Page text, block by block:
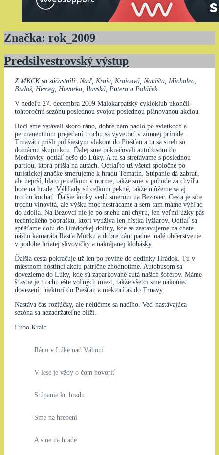
Značka: rok_2009
Predsilvestrovský výstup
Z MKCK sa zúčastnili: Naď, Kraic, Kraicová, Naništa, Michalec,
Budoš, Herceg, Hovorka, Ilavská, Putera a Poláček.
V nedeľu 27. decembra 2009 Malokarpatský cykloklub ukončil
tohtoročnú sezónu poslednou svojou poslednou plánovanou akciou.
Hoci sme vstávali skoro ráno, dobre nám padlo po sviatkoch a
permanentnom prejedaní trochu sa vyvetrať v zimnej prírode.
Trnaváci prišli pol šiestym vlakom do Piešťan a tu sa streli so
domácou skupinkou. Ďalej sme pokračovali autobusom do
Modrovky, odtiaľ pešo do Lúky. A tu sa stretávame s poslednou
partiou, ktorá prišla na autách. Odtiaľto už všetci spoločne po
turistickej značke smerujeme k hradu Tematín. Stúpanie dá zabrať,
ale neprší, blato je celkom v norme, takže sme v pohode za chvíľu
hore na hrade. Výhľady sú celkom pekné, takže môžeme sa aj
trochu kochať. Ďalšie kroky vedú smerom na Bezovec. Cesta je síce
trochu vlnovitá, ale výšku moc nestrácame a sem-tam máme výhľad
do údolia. Na Bezovci nie je po snehu ani chýru, len veľmi úzky pás
technického poprašku, ktorí využíva len hŕstka lyžiarov. Odtiaľ sa
spúšťame dolu do Hrádockej doliny, kde sa zastavujeme na chate
nášho kamaráta Rasťa Mocku a dobre nám padne malé občerstvenie
v podobe hriatej slivovičky a nakrájanej klobásky.
Ďalšia cesta pokračuje už len po rovine do dedinky Hrádok. Tu v
miestnom hostinci akciu patrične zhodnotíme. Autobusom sa
dovezieme do Lúky, kde sú zaparkované autá našich šoférov. Máme
šťastie je trochu ešte voľných miest, takže všetci sme nakoniec
dovezení: niektorí do Piešťan a niektorí až do Trnavy.
Nastáva čas rozlúčky, ale nelúčime sa nadlho. Veď nastávajúca
sezóna sa nezadržateľne blíži.
Ľubo Kraic
Ráno v Lúke nad Váhom
V lese je vždy o čom hovoriť
Stúpanie ku hradu
Sme na hrebeni
A sme na hrade